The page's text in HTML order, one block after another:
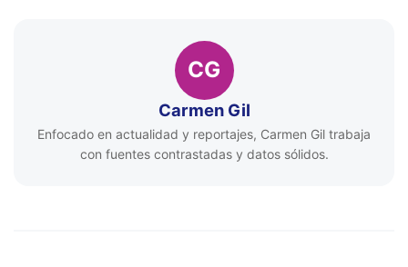
CG
Carmen Gil
Enfocado en actualidad y reportajes, Carmen Gil trabaja
con fuentes contrastadas y datos sólidos.